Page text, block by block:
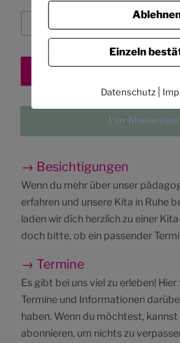
Eure Kleinanzeigen
→ Besichtigungen
Wenn du mehr über unser
erfahren und unsere Kita in Ruhe
laden wir dich herzlich zu einer
doch bitte, ob ein passender
→ Termine
Es gibt bei uns viel zu erleben!
Termine und Informationen
haben. Wenn du möchtest, kannst
abonnieren, um nichts zu
Einzeln
Datenschutz